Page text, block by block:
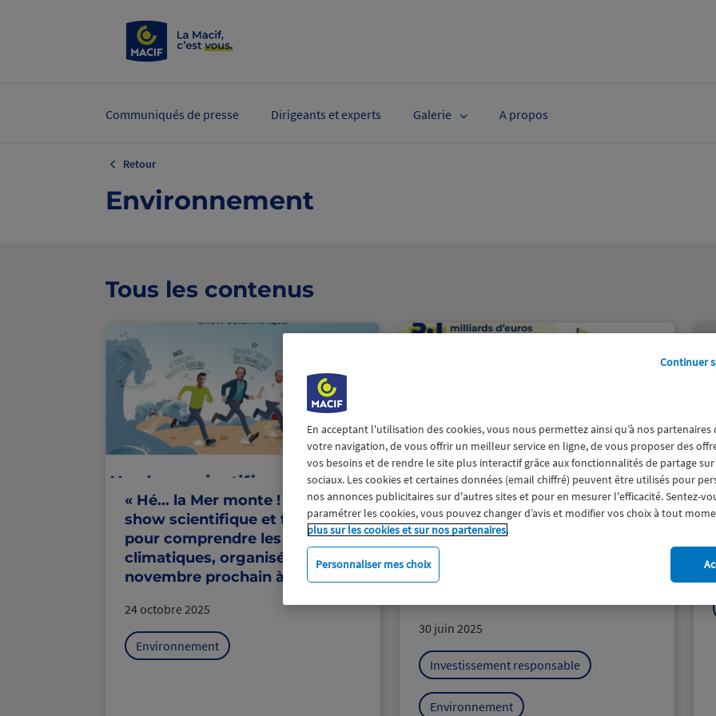
Communiqués de presse Dirigeants et experts Galerie A propos
Retour
Environnement
Tous les contenus
« Hé... la Mer monte ! » Un
show scientifique et familial
pour comprendre les enjeux
climatiques, organisé le 4
novembre prochain à Niort !
24 octobre 2025
Environnement
En 2025, la Macif investira au
minimum 300 millions d’euros
en faveur des enjeux de
durabilité et exclut les
nouveaux terminaux de GNL
30 juin 2025
Investissement responsable
Environnement
En acceptant l'utilisation des cookies, vous nous permettez ainsi qu’à nos
votre navigation, de vous offrir un meilleur service en ligne, de vous proposer des
vos besoins et de rendre le site plus interactif grâce aux fonctionnalités de partage sur
sociaux. Les cookies et certaines données (email chiffré) peuvent être utilisés pour
nos annonces publicitaires sur d'autres sites et pour en mesurer l'efficacité. Sentez-
paramétrer les cookies, vous pouvez changer d’avis et modifier vos choix à tout
plus sur les cookies et sur nos partenaires.
Personnaliser mes choix
Continuer